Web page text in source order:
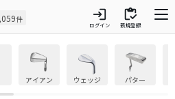
件 login
ログイン
inventory
新規登録
アイアン ウェッジ パター